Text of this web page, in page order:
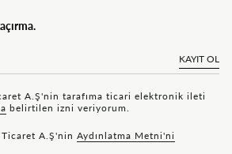
KAYIT OL
A.Ş'nin tarafıma ticari elektronik ileti
belirtilen izni veriyorum.
A.Ş'nin Aydınlatma Metni'ni